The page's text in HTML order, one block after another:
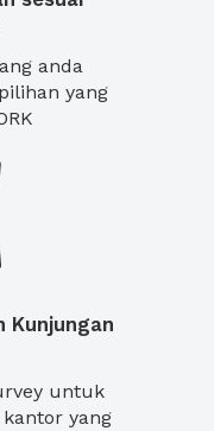
anda
yang
Kunjungan
untuk
yang